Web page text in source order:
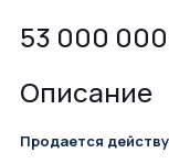
53 000 000
Описание
Продается